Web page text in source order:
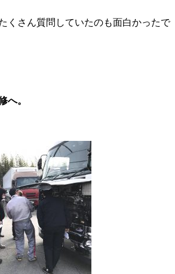
くさん質問していたのも面白かったで
へ。